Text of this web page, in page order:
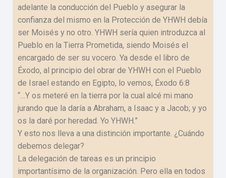
adelante la conducción del Pueblo y asegurar la
confianza del mismo en la Protección de YHWH debía
ser Moisés y no otro. YHWH sería quien introduzca al
Pueblo en la Tierra Prometida, siendo Moisés el
encargado de ser su vocero. Ya desde el libro de
Éxodo, al principio del obrar de YHWH con el Pueblo
de Israel estando en Egipto, lo vemos, Éxodo 6:8
“…Y os meteré en la tierra por la cual alcé mi mano
jurando que la daría a Abraham, a Isaac y a Jacob; y yo
os la daré por heredad. Yo YHWH.”
Y esto nos lleva a una distinción importante. ¿Cuándo
debemos delegar?
La delegación de tareas es un principio
importantísimo de la organización. Pero ella en todos